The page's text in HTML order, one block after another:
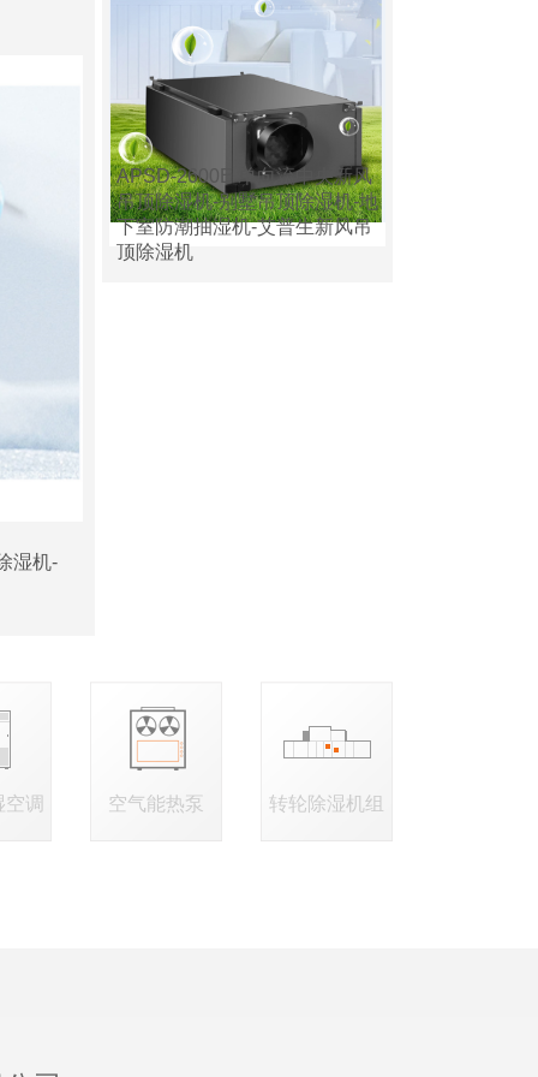
湿机-
APSD-2600E 单向流中央新风
吊顶除湿机-别墅吊顶除湿机-地
下室防潮抽湿机-艾普生新风吊
顶除湿机
调 空气能热泵 转轮除湿机组